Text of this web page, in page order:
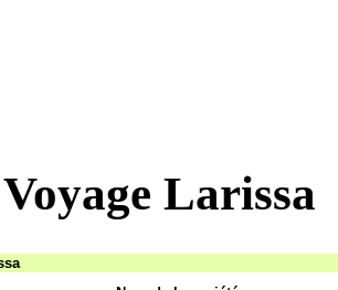
Larissa